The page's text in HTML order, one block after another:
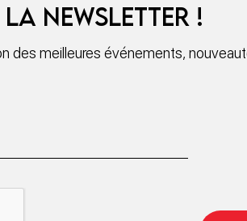
la newsletter !
des meilleures événements,